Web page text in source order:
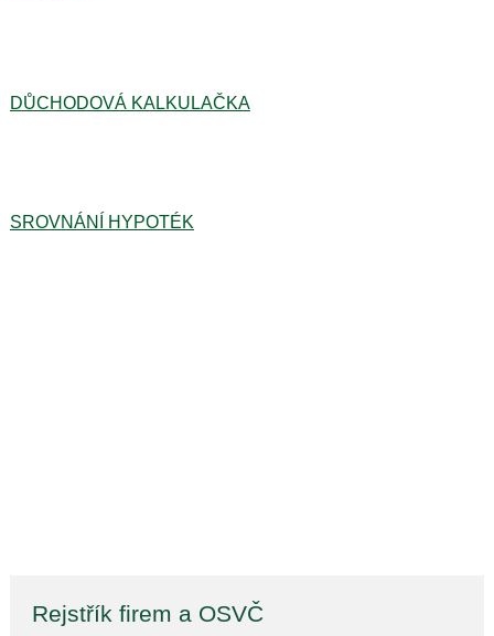
DŮCHODOVÁ KALKULAČKA
SROVNÁNÍ HYPOTÉK
Rejstřík firem a OSVČ